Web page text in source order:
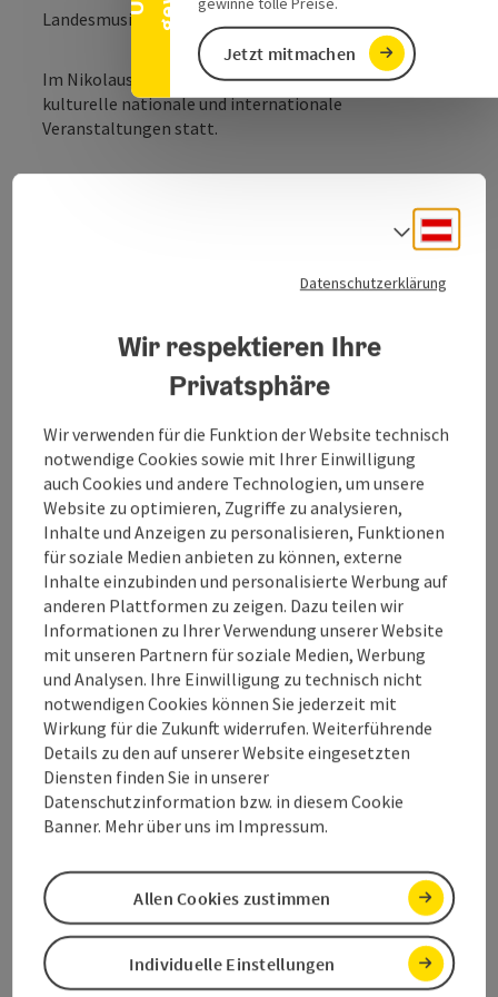
Jetzt mitmachen
Landesmusikschule St. Georgen im Attergau
Im Nikolaus Harnoncourt Saal finden verschiedenste
kulturelle nationale und internationale
Veranstaltungen statt.
Anreise/Lage
Ausstattung
Eignung
Barrierefreiheit
Beitrag merken
zum Merkzettel
Beitrag drucken
In der Nähe
powered by TOURDATA
Datenschutzerklärung
Wir respektieren Ihre
Privatsphäre
Wir verwenden für die Funktion der Website technisch
notwendige Cookies sowie mit Ihrer Einwilligung
auch Cookies und andere Technologien, um unsere
Website zu optimieren, Zugriffe zu analysieren,
Inhalte und Anzeigen zu personalisieren, Funktionen
für soziale Medien anbieten zu können, externe
Inhalte einzubinden und personalisierte Werbung auf
anderen Plattformen zu zeigen. Dazu teilen wir
Informationen zu Ihrer Verwendung unserer Website
mit unseren Partnern für soziale Medien, Werbung
und Analysen. Ihre Einwilligung zu technisch nicht
notwendigen Cookies können Sie jederzeit mit
Wirkung für die Zukunft widerrufen. Weiterführende
Details zu den auf unserer Website eingesetzten
Diensten finden Sie in unserer
Datenschutzinformation bzw. in diesem Cookie
Banner. Mehr über uns im Impressum.
Individuelle Einstellungen
Allen Cookies zustimmen